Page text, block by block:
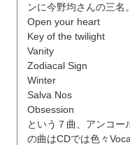
ンに今野均さんの三名。
Open your heart
Key of the twilight
Vanity
Zodiacal Sign
Winter
Salva Nos
Obsession
という７曲、アンコー
の曲はCDでは色々